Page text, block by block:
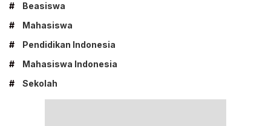
#
Beasiswa
#
Mahasiswa
#
Pendidikan Indonesia
#
Mahasiswa Indonesia
#
Sekolah